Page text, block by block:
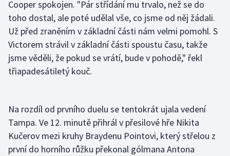
Lezení
Lyže a snowboard
Moderní pětiboj
Olympijské hry
Parasport
Cooper spokojen. "Pár střídání mu trvalo, než se do
toho dostal, ale poté udělal vše, co jsme od něj žádali.
Už před zraněním v základní části nám velmi pomohl. S
Victorem strávil v základní části spoustu času, takže
jsme věděli, že pokud se vrátí, bude v pohodě," řekl
třiapadesátiletý kouč.
Na rozdíl od prvního duelu se tentokrát ujala vedení
Tampa. Ve 12. minutě přihrál v přesilové hře Nikita
Kučerov mezi kruhy Braydenu Pointovi, který střelou z
první do horního růžku překonal gólmana Antona